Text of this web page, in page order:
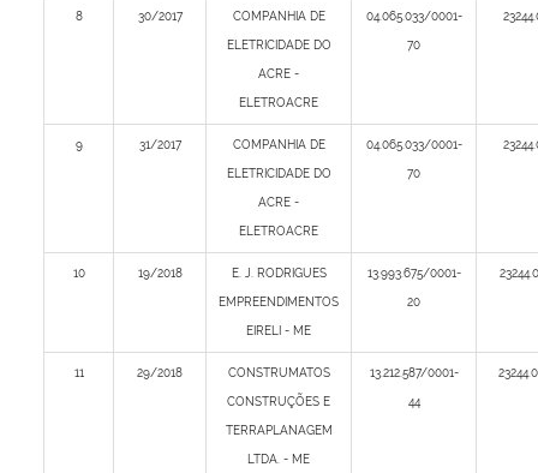
8 30/2017 COMPANHIA DE
ELETRICIDADE DO
ACRE -
ELETROACRE
04.065.033/0001-
70
9 31/2017 COMPANHIA DE
ELETRICIDADE DO
ACRE -
ELETROACRE
04.065.033/0001-
70
10 19/2018 E. J. RODRIGUES
EMPREENDIMENTOS
EIRELI - ME
13.993.675/0001-
20
11 29/2018 CONSTRUMATOS
CONSTRUÇÕES E
TERRAPLANAGEM
LTDA. - ME
13.212.587/0001-
44